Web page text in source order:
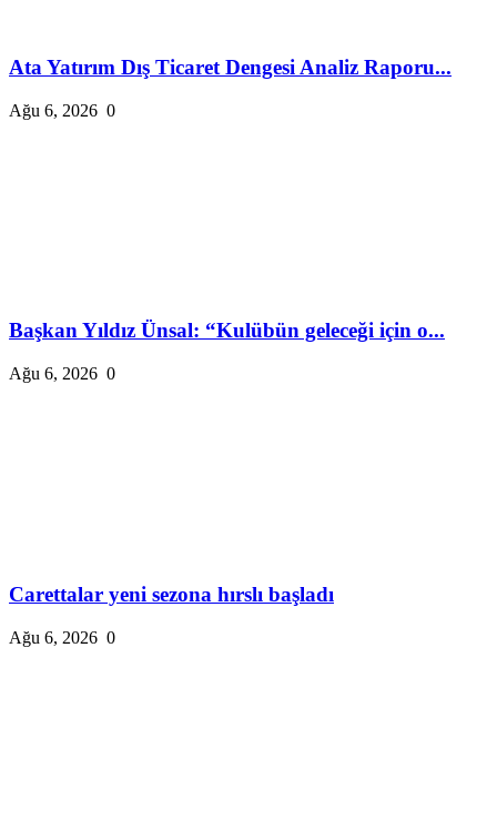
Ata Yatırım Dış Ticaret Dengesi Analiz Raporu...
Ağu 6, 2026 0
Başkan Yıldız Ünsal: “Kulübün geleceği için o...
Ağu 6, 2026 0
Carettalar yeni sezona hırslı başladı
Ağu 6, 2026 0